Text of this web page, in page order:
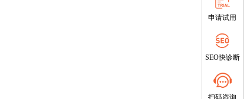
申请试用
SEO快诊断
扫码咨询